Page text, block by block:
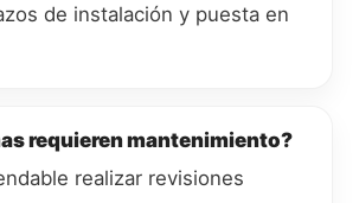
de instalación y puesta en
requieren mantenimiento?
realizar revisiones